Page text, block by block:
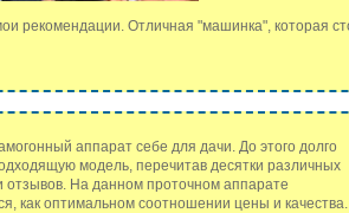
рекомендации. Отличная "машинка", которая
аппарат себе для дачи. До этого долго
модель, перечитав десятки различных
отзывов. На данном проточном аппарате
как оптимальном соотношении цены и качества.